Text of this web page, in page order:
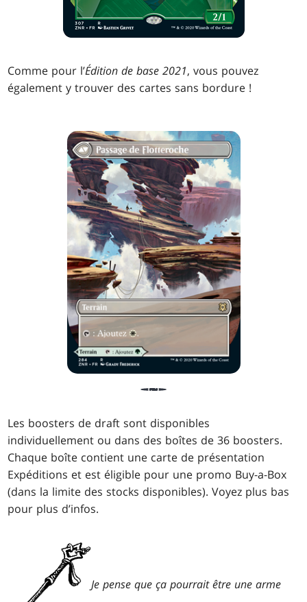
Comme pour l’Édition de base 2021, vous pouvez
également y trouver des cartes sans bordure !
Les boosters de draft sont disponibles
individuellement ou dans des boîtes de 36 boosters.
Chaque boîte contient une carte de présentation
Expéditions et est éligible pour une promo Buy-a-Box
(dans la limite des stocks disponibles). Voyez plus bas
pour plus d’infos.
Je pense que ça pourrait être une arme